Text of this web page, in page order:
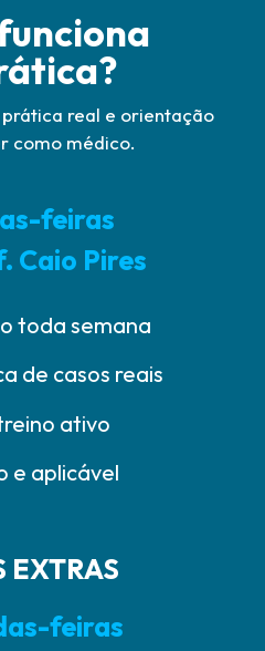
real e orientação
como médico.
feiras
Caio Pires
toda semana
de casos reais
ativo
e aplicável
EXTRAS
feiras